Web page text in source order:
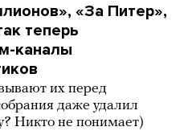
«За Питер»,
теперь
каналы
их перед
даже удалил
Никто не понимает)